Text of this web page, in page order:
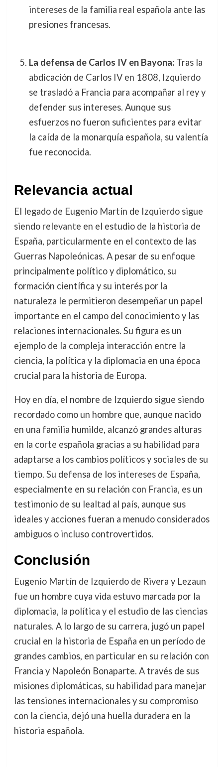
intereses de la familia real española ante las
presiones francesas.
La defensa de Carlos IV en Bayona:Tras la
abdicación de Carlos IV en 1808, Izquierdo
se trasladó a Francia para acompañar al rey y
defender sus intereses. Aunque sus
esfuerzos no fueron suficientes para evitar
la caída de la monarquía española, su valentía
fue reconocida.
Relevancia actual
El legado de Eugenio Martín de Izquierdo sigue
siendo relevante en el estudio de la historia de
España, particularmente en el contexto de las
Guerras Napoleónicas. A pesar de su enfoque
principalmente político y diplomático, su
formación científica y su interés por la
naturaleza le permitieron desempeñar un papel
importante en el campo del conocimiento y las
relaciones internacionales. Su figura es un
ejemplo de la compleja interacción entre la
ciencia, la política y la diplomacia en una época
crucial para la historia de Europa.
Hoy en día, el nombre de Izquierdo sigue siendo
recordado como un hombre que, aunque nacido
en una familia humilde, alcanzó grandes alturas
en la corte española gracias a su habilidad para
adaptarse a los cambios políticos y sociales de su
tiempo. Su defensa de los intereses de España,
especialmente en su relación con Francia, es un
testimonio de su lealtad al país, aunque sus
ideales y acciones fueran a menudo considerados
ambiguos o incluso controvertidos.
Conclusión
Eugenio Martín de Izquierdo de Rivera y Lezaun
fue un hombre cuya vida estuvo marcada por la
diplomacia, la política y el estudio de las ciencias
naturales. A lo largo de su carrera, jugó un papel
crucial en la historia de España en un período de
grandes cambios, en particular en su relación con
Francia y Napoleón Bonaparte. A través de sus
misiones diplomáticas, su habilidad para manejar
las tensiones internacionales y su compromiso
con la ciencia, dejó una huella duradera en la
historia española.